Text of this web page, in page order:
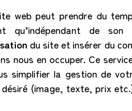
web peut prendre du
qu’indépendant de son
du site et insérer du
nous en occuper. Ce
simplifier la gestion de
désiré (image, texte, prix